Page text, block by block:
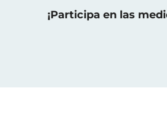
¡Participa en las